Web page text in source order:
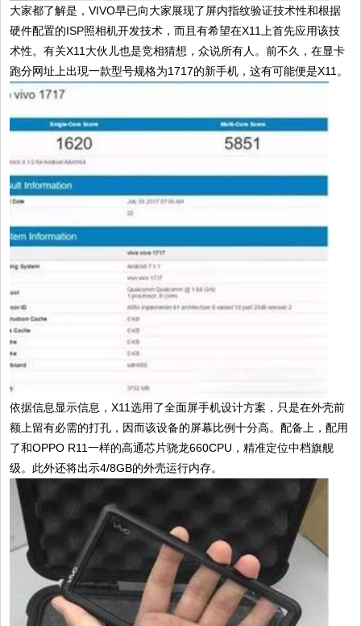
大家都了解是，VIVO早已向大家展现了屏内指纹验证技术性和根据
硬件配置的ISP照相机开发技术，而且有希望在X11上首先应用该技
术性。有关X11大伙儿也是竞相猜想，众说所有人。前不久，在显卡
跑分网址上出現一款型号规格为1717的新手机，这有可能便是X11。
依据信息显示信息，X11选用了全面屏手机设计方案，只是在外壳前
额上留有必需的打孔，因而该设备的屏幕比例十分高。配备上，配用
了和OPPO R11一样的高通芯片骁龙660CPU，精准定位中档旗舰
级。此外还将出示4/8GB的外壳运行内存。